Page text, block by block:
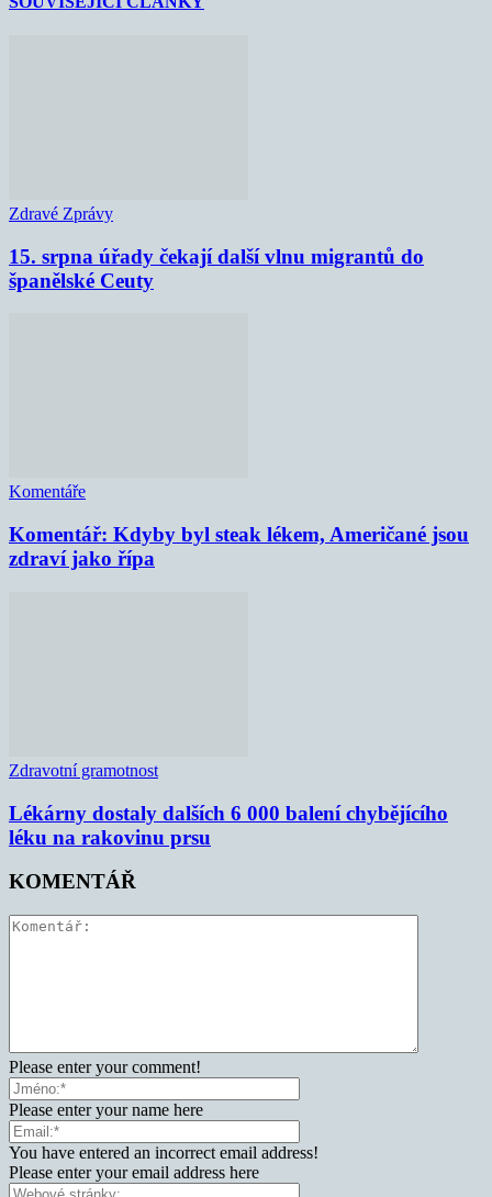
Zdravé Zprávy
15. srpna úřady čekají další vlnu migrantů do
španělské Ceuty
Komentáře
Komentář: Kdyby byl steak lékem, Američané jsou
zdraví jako řípa
Zdravotní gramotnost
Lékárny dostaly dalších 6 000 balení chybějícího
léku na rakovinu prsu
KOMENTÁŘ
Please enter your comment!
Please enter your name here
You have entered an incorrect email address!
Please enter your email address here